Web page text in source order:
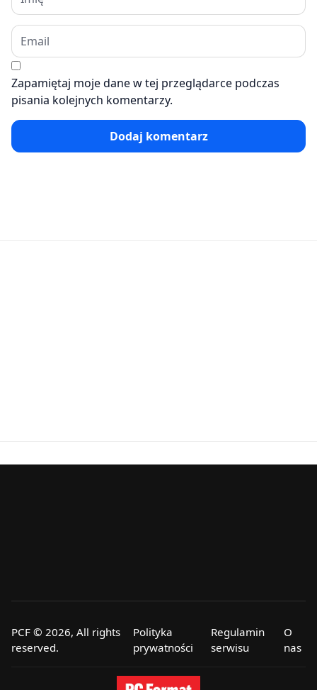
Zapamiętaj moje dane w tej przeglądarce podczas
pisania kolejnych komentarzy.
Dodaj komentarz
PCF © 2026, All rights
reserved.
Polityka
prywatności
Regulamin
serwisu
O
nas